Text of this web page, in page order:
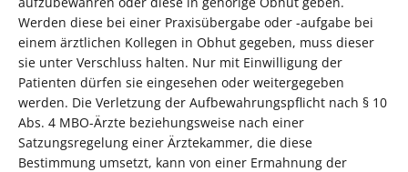
Werden diese bei einer Praxisübergabe oder -aufgabe bei
einem ärztlichen Kollegen in Obhut gegeben, muss dieser
sie unter Verschluss halten. Nur mit Einwilligung der
Patienten dürfen sie eingesehen oder weitergegeben
werden. Die Verletzung der Aufbewahrungspflicht nach § 10
Abs. 4 MBO-Ärzte beziehungsweise nach einer
Satzungsregelung einer Ärztekammer, die diese
Bestimmung umsetzt, kann von einer Ermahnung der